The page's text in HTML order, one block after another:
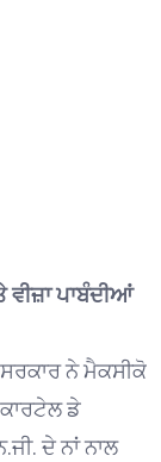
ਵੀਜ਼ਾ ਪਾਬੰਦੀਆਂ
ਨੇ ਮੈਕਸੀਕੋ
ਡੇ
ਦੇ ਨਾਂ ਨਾਲ